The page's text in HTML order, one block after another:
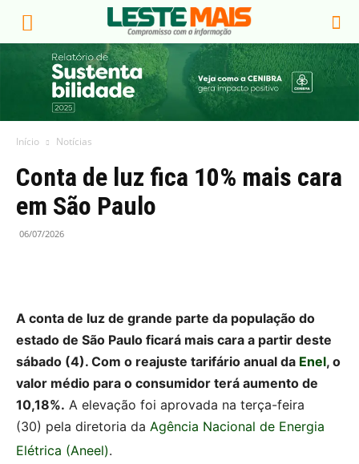
Início Notícias
Conta de luz fica 10% mais cara
em São Paulo
06/07/2026
A conta de luz de grande parte da população do
estado de São Paulo ficará mais cara a partir deste
sábado (4). Com o reajuste tarifário anual da Enel, o
valor médio para o consumidor terá aumento de
10,18%. A elevação foi aprovada na terça-feira
(30) pela diretoria da Agência Nacional de Energia
Elétrica (Aneel).